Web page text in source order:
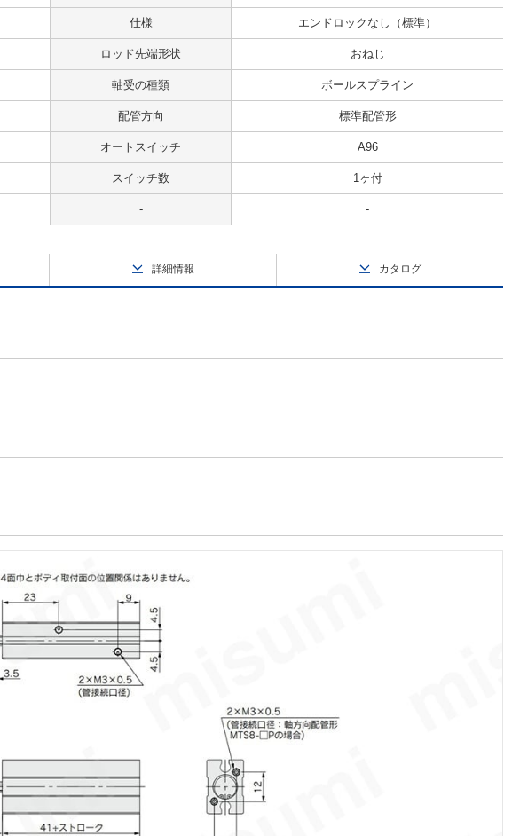
仕様 エンドロックなし（標準）
ロッド先端形状 おねじ
軸受の種類 ボールスプライン
配管方向 標準配管形
オートスイッチ A96
スイッチ数 1ヶ付
- -
詳細情報 カタログ